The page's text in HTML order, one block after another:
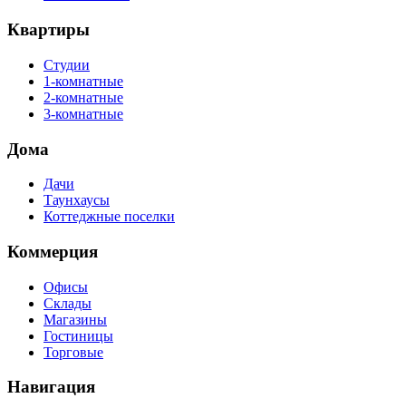
Квартиры
Студии
1-комнатные
2-комнатные
3-комнатные
Дома
Дачи
Таунхаусы
Коттеджные поселки
Коммерция
Офисы
Склады
Магазины
Гостиницы
Торговые
Навигация